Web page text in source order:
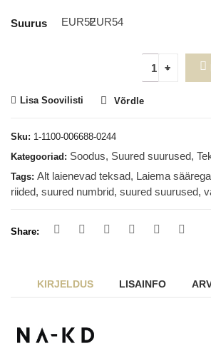
Suurus EUR52EUR54
Lisa Soovilisti Võrdle
Sku: 1-1100-006688-0244
Kategooriad: Soodus, Suured suurused,
Tags: Alt laienevad teksad, Laiema
riided, suured numbrid, suured suurused,
Share:
KIRJELDUS LISAINFO